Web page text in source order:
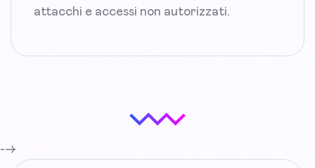
attacchi e accessi non autorizzati.
-->